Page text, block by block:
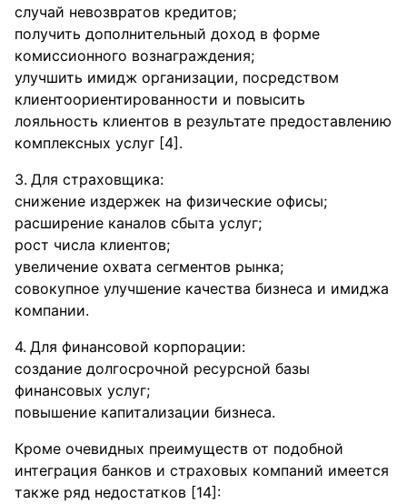
случай невозвратов кредитов;
получить дополнительный доход в форме
комиссионного вознаграждения;
улучшить имидж организации, посредством
клиентоориентированности и повысить
лояльность клиентов в результате предоставлению
комплексных услуг [4].
Для страховщика:
снижение издержек на физические офисы;
расширение каналов сбыта услуг;
рост числа клиентов;
увеличение охвата сегментов рынка;
совокупное улучшение качества бизнеса и имиджа
компании.
Для финансовой корпорации:
создание долгосрочной ресурсной базы
финансовых услуг;
повышение капитализации бизнеса.
Кроме очевидных преимуществ от подобной
интеграция банков и страховых компаний имеется
также ряд недостатков [14]: